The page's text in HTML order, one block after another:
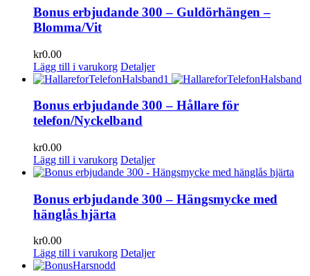
Bonus erbjudande 300 – Guldörhängen –
Blomma/Vit
kr0.00
Lägg till i varukorg Detaljer
Bonus erbjudande 300 – Hållare för
telefon/Nyckelband
kr0.00
Lägg till i varukorg Detaljer
Bonus erbjudande 300 – Hängsmycke med
hänglås hjärta
kr0.00
Lägg till i varukorg Detaljer